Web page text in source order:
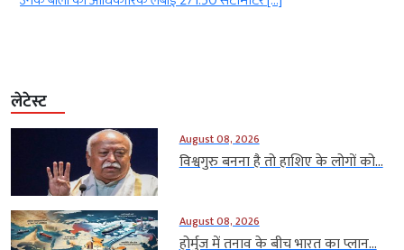
लेटेस्ट
August 08, 2026
विश्वगुरु बनना है तो हाशिए के लोगों को...
August 08, 2026
होर्मुज में तनाव के बीच भारत का प्लान...